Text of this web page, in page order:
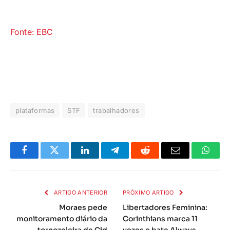
Fonte: EBC
plataformas STF trabalhadores
FacebookTwitter LinkedInTelegramaReddit
E-
ARTIGO ANTERIOR
Moraes pede
monitoramento diário da
PRÓXIMO ARTIGO
Libertadores Feminina:
Corinthians marca 11